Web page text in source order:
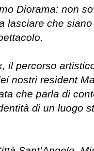
Diorama: non
lasciare che
il percorso
nostri resident
che parla di
di un luogo